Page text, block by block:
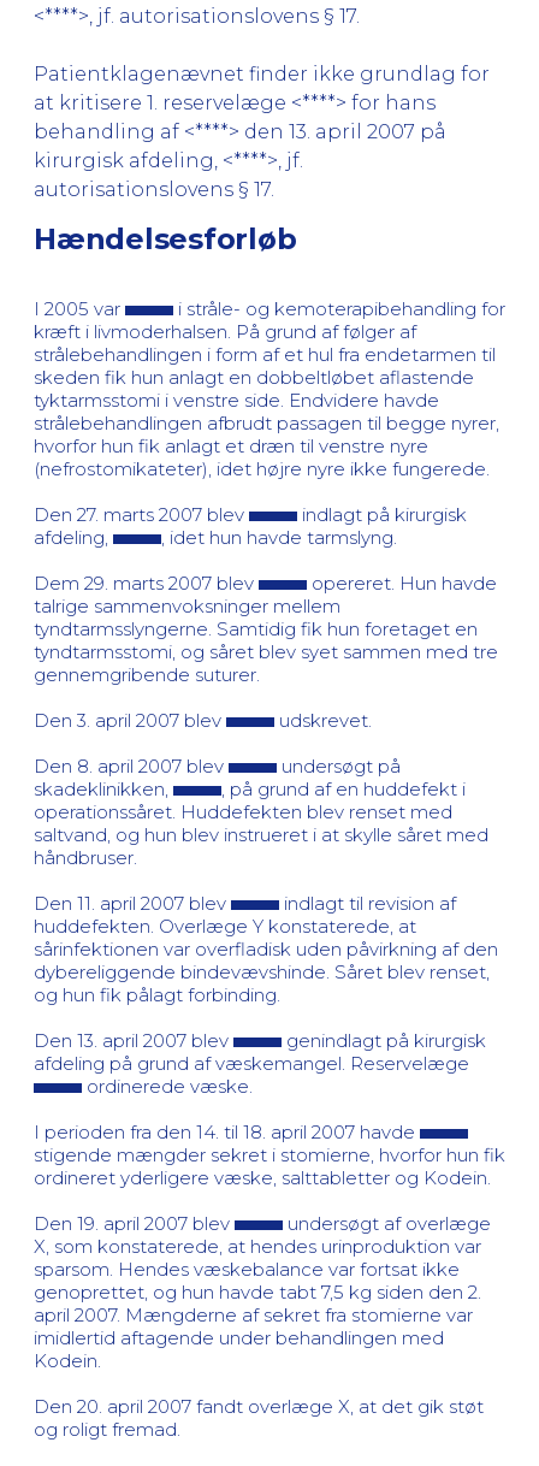
<****>, jf. autorisationslovens § 17.
Patientklagenævnet finder ikke grundlag for
at kritisere 1. reservelæge <****> for hans
behandling af <****> den 13. april 2007 på
kirurgisk afdeling, <****>, jf.
autorisationslovens § 17.
Hændelsesforløb
I 2005 var
i stråle- og kemoterapibehandling for
kræft i livmoderhalsen. På grund af følger af
strålebehandlingen i form af et hul fra endetarmen til
skeden fik hun anlagt en dobbeltløbet aflastende
tyktarmsstomi i venstre side. Endvidere havde
strålebehandlingen afbrudt passagen til begge nyrer,
hvorfor hun fik anlagt et dræn til venstre nyre
(nefrostomikateter), idet højre nyre ikke fungerede.
Den 27. marts 2007 blev
indlagt på kirurgisk
afdeling,
, idet hun havde tarmslyng.
Dem 29. marts 2007 blev
opereret. Hun havde
talrige sammenvoksninger mellem
tyndtarmsslyngerne. Samtidig fik hun foretaget en
tyndtarmsstomi, og såret blev syet sammen med tre
gennemgribende suturer.
Den 3. april 2007 blev
udskrevet.
Den 8. april 2007 blev
undersøgt på
skadeklinikken,
, på grund af en huddefekt i
operationssåret. Huddefekten blev renset med
saltvand, og hun blev instrueret i at skylle såret med
håndbruser.
Den 11. april 2007 blev
indlagt til revision af
huddefekten. Overlæge Y konstaterede, at
sårinfektionen var overfladisk uden påvirkning af den
dybereliggende bindevævshinde. Såret blev renset,
og hun fik pålagt forbinding.
Den 13. april 2007 blev
genindlagt på kirurgisk
afdeling på grund af væskemangel. Reservelæge
ordinerede væske.
I perioden fra den 14. til 18. april 2007 havde
stigende mængder sekret i stomierne, hvorfor hun fik
ordineret yderligere væske, salttabletter og Kodein.
Den 19. april 2007 blev
undersøgt af overlæge
X, som konstaterede, at hendes urinproduktion var
sparsom. Hendes væskebalance var fortsat ikke
genoprettet, og hun havde tabt 7,5 kg siden den 2.
april 2007. Mængderne af sekret fra stomierne var
imidlertid aftagende under behandlingen med
Kodein.
Den 20. april 2007 fandt overlæge X, at det gik støt
og roligt fremad.